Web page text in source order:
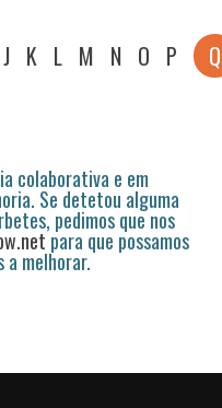
J K L M N O P Q
colaborativa e em
Se detetou alguma
pedimos que nos
para que possamos
a melhorar.